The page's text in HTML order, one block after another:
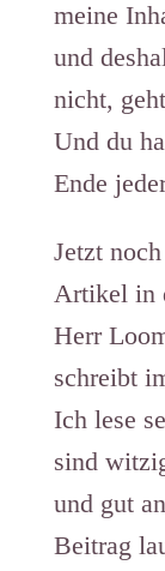
meine
und
nicht,
Und du
Ende
Jetzt
Artikel in
Herr
schreibt
Ich lese
sind
und gut
Beitrag